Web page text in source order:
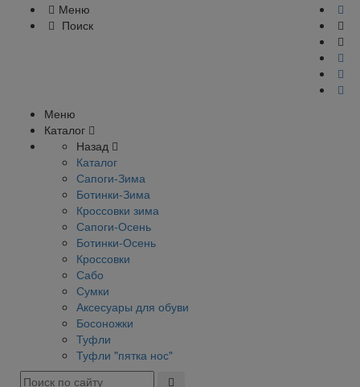
Меню
Поиск
Меню
Каталог
Назад
Каталог
Сапоги-Зима
Ботинки-Зима
Кроссовки зима
Сапоги-Осень
Ботинки-Осень
Кроссовки
Сабо
Сумки
Аксесуары для обуви
Босоножки
Туфли
Туфли "пятка нос"